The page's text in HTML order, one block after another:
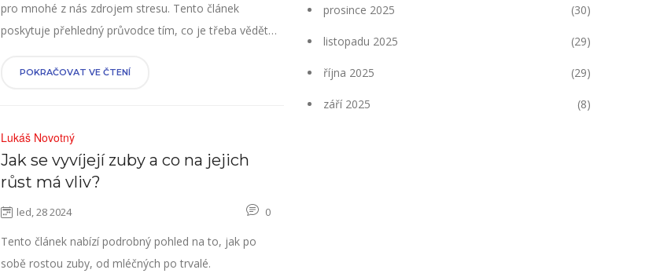
pro mnohé z nás zdrojem stresu. Tento článek
poskytuje přehledný průvodce tím, co je třeba vědět
až po finální instalaci. Zahrnujeme faktory ovlivňující
korunku, aby sloužila co nejdéle.
POKRAČOVAT VE ČTENÍ
Lukáš Novotný
Jak se vyvíjejí zuby a co na jejich
růst má vliv?
led, 28 2024 0
Tento článek nabízí podrobný pohled na to, jak po
sobě rostou zuby, od mléčných po trvalé.
prosince 2025 (30)
listopadu 2025 (29)
října 2025 (29)
září 2025 (8)